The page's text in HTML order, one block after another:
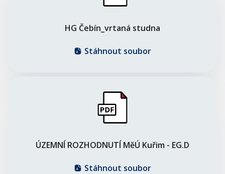
HG Čebín_vrtaná studna
Stáhnout soubor
ÚZEMNÍ ROZHODNUTÍ MěÚ Kuřim - EG.D
Stáhnout soubor